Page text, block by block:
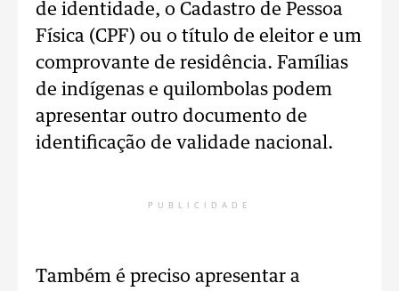
de identidade, o Cadastro de Pessoa
Física (CPF) ou o título de eleitor e um
comprovante de residência. Famílias
de indígenas e quilombolas podem
apresentar outro documento de
identificação de validade nacional.
PUBLICIDADE
Também é preciso apresentar a